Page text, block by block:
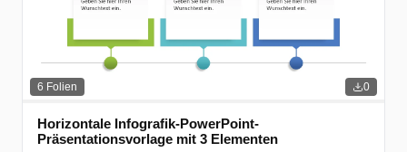
6 Folien 0
Horizontale Infografik-PowerPoint-
Präsentationsvorlage mit 3 Elementen